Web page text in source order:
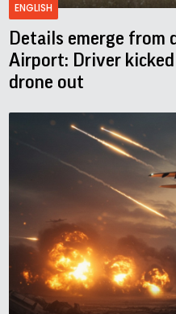
ENGLISH
Details emerge from
Airport: Driver
drone out